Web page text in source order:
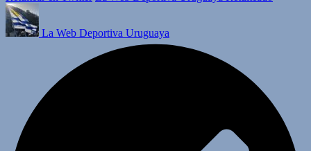
La Web Deportiva Uruguaya